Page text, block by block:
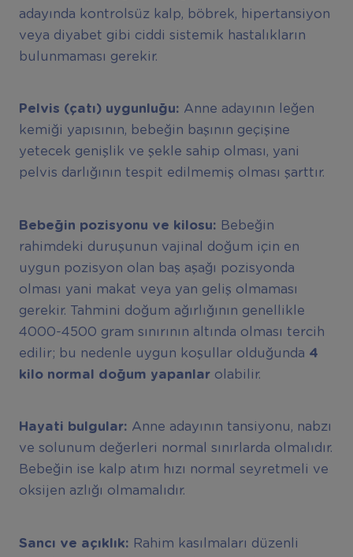
adayında kontrolsüz kalp, böbrek, hipertansiyon
veya diyabet gibi ciddi sistemik hastalıkların
bulunmaması gerekir.
Pelvis (çatı) uygunluğu: Anne adayının leğen
kemiği yapısının, bebeğin başının geçişine
yetecek genişlik ve şekle sahip olması, yani
pelvis darlığının tespit edilmemiş olması şarttır.
Bebeğin pozisyonu ve kilosu: Bebeğin
rahimdeki duruşunun vajinal doğum için en
uygun pozisyon olan baş aşağı pozisyonda
olması yani makat veya yan geliş olmaması
gerekir. Tahmini doğum ağırlığının genellikle
4000-4500 gram sınırının altında olması tercih
edilir; bu nedenle uygun koşullar olduğunda 4
kilo normal doğum yapanlar olabilir.
Hayati bulgular: Anne adayının tansiyonu, nabzı
ve solunum değerleri normal sınırlarda olmalıdır.
Bebeğin ise kalp atım hızı normal seyretmeli ve
oksijen azlığı olmamalıdır.
Sancı ve açıklık: Rahim kasılmaları düzenli